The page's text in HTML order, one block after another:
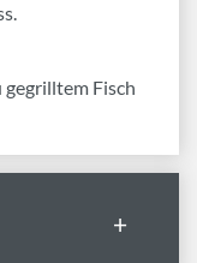
gegrilltem Fisch
+